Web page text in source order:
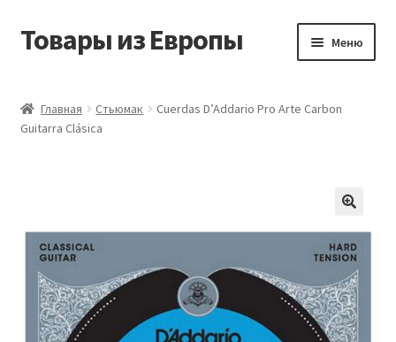
Перейти
Перейти
Товары из Европы Меню
Виды доставки
Корзина
Мой аккаунт
Главная Стьюмак
Cuerdas D’Addario Pro Arte Carbon
Guitarra Clásica